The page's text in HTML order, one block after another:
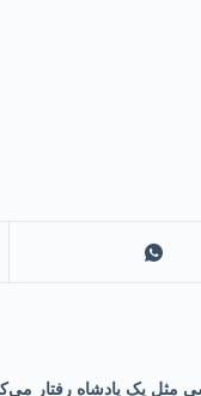
مثل یک پادشاه رفتار